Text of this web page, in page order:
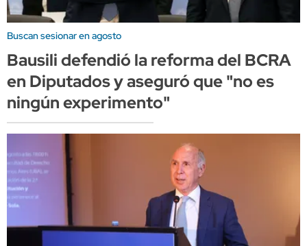
Buscan sesionar en agosto
Bausili defendió la reforma del BCRA
en Diputados y aseguró que "no es
ningún experimento"